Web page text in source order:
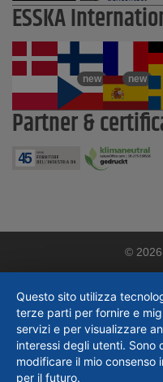
ESSKA
new new
Partner &
© 2026
Questo sito utilizza
terze parti per fornire e
servizi e per visualizzare
interessi degli utenti. Sono
modificare il mio consenso
per il futuro.